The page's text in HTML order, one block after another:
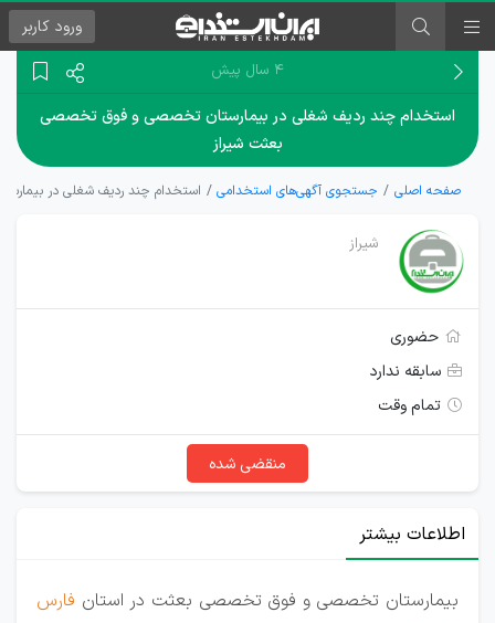
ورود کاربر
۴ سال پیش
استخدام چند ردیف شغلی در بیمارستان تخصصی و فوق تخصصی
بعثت شیراز
صفحه اصلی جستجوی آگهی‌های استخدامی استخدام چند ردیف شغلی در
شیراز
حضوری
سابقه ندارد
تمام وقت
منقضی شده
اطلاعات بیشتر
بیمارستان تخصصی و فوق تخصصی بعثت در استان فارس